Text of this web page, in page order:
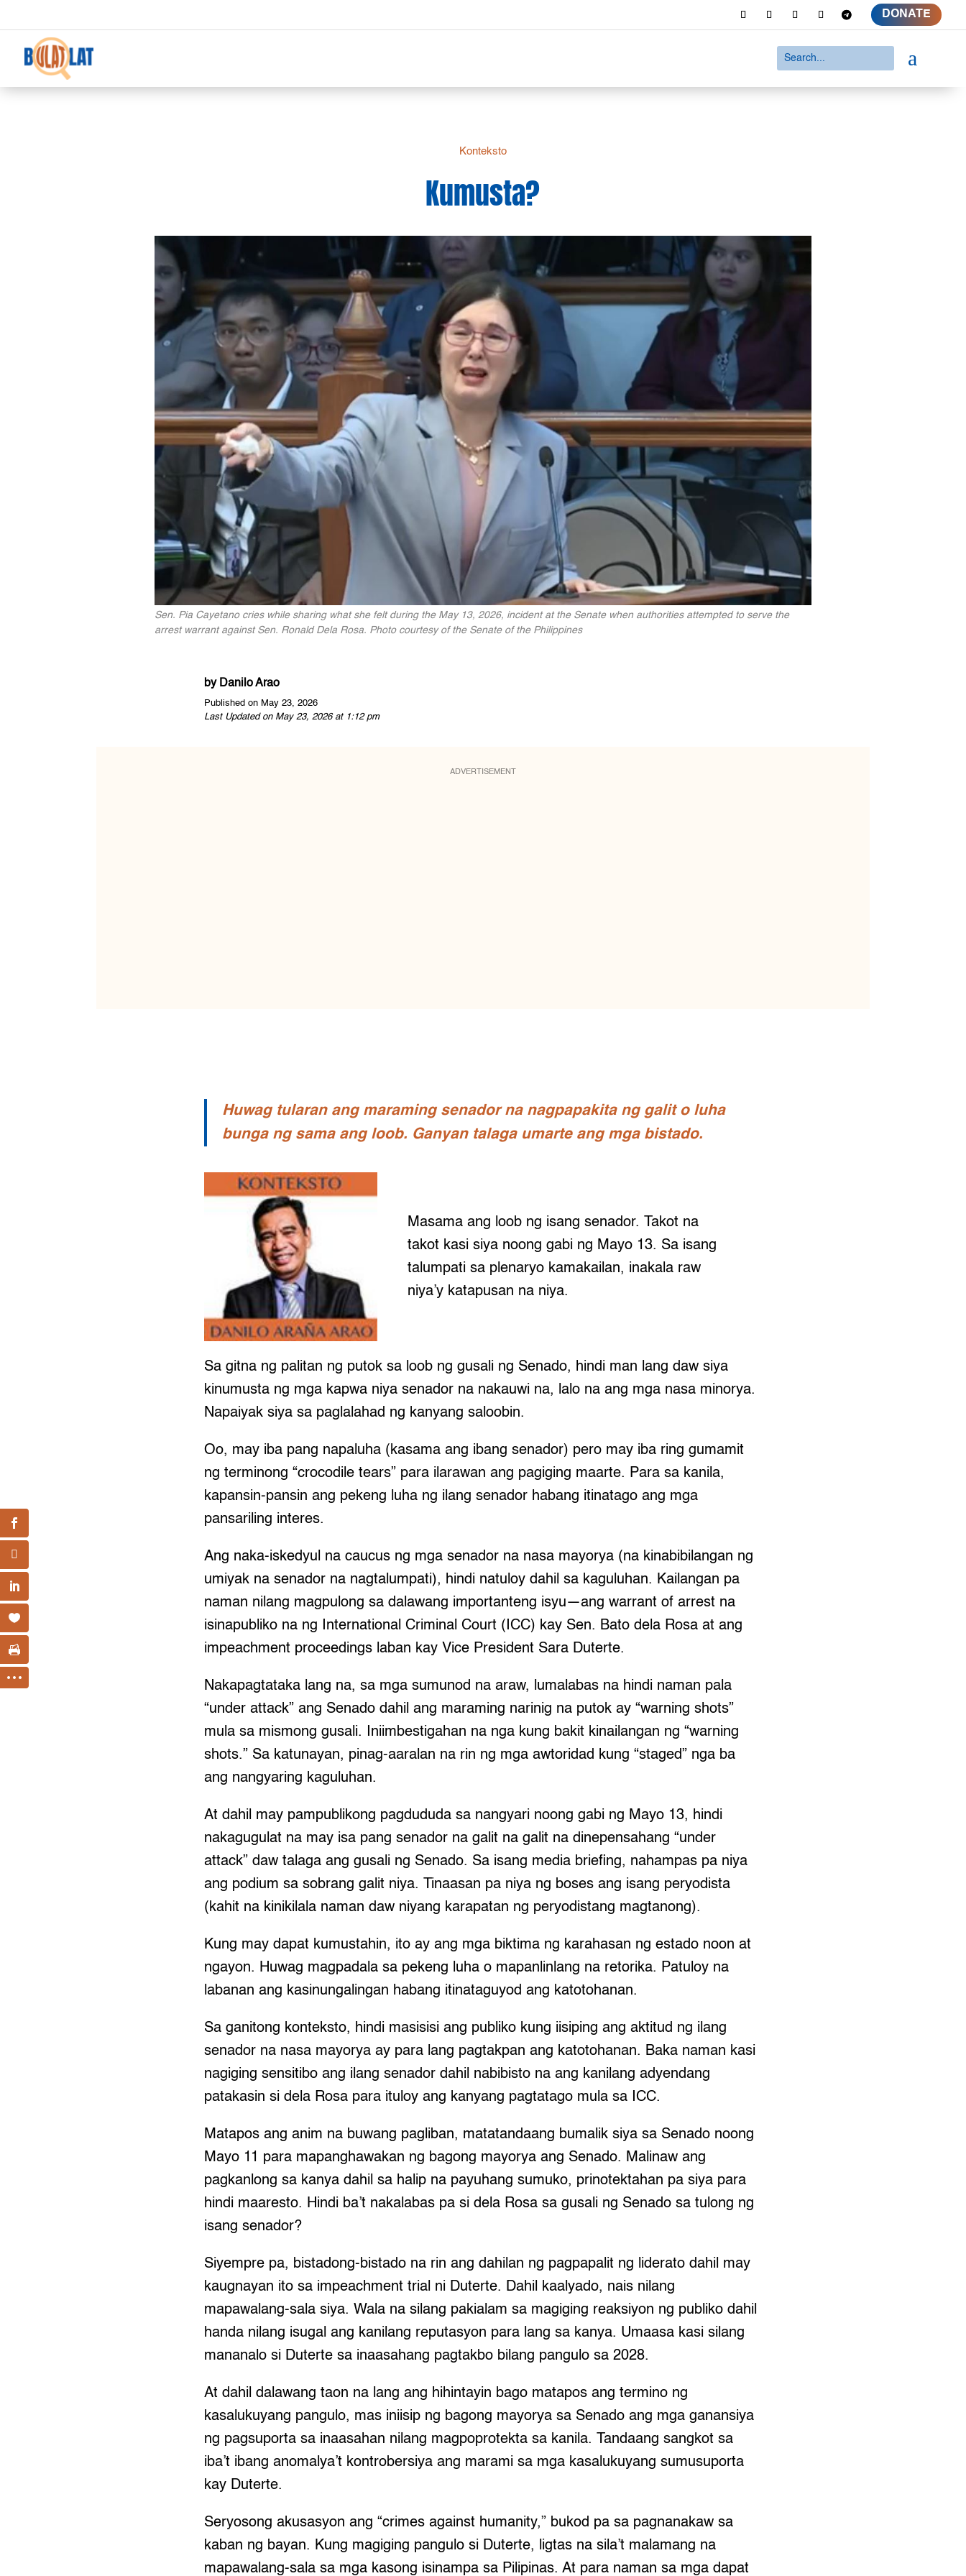
DONATE
a
Konteksto
Kumusta?
Sen. Pia Cayetano cries while sharing what she felt during the May 13, 2026, incident at the Senate when authorities attempted to serve the
arrest warrant against Sen. Ronald Dela Rosa. Photo courtesy of the Senate of the Philippines
by Danilo Arao
Published on May 23, 2026
Last Updated on May 23, 2026 at 1:12 pm
ADVERTISEMENT
Huwag tularan ang maraming senador na nagpapakita ng galit o luha
bunga ng sama ang loob. Ganyan talaga umarte ang mga bistado.
Masama ang loob ng isang senador. Takot na
takot kasi siya noong gabi ng Mayo 13. Sa isang
talumpati sa plenaryo kamakailan, inakala raw
niya’y katapusan na niya.
Sa gitna ng palitan ng putok sa loob ng gusali ng Senado, hindi man lang daw siya
kinumusta ng mga kapwa niya senador na nakauwi na, lalo na ang mga nasa minorya.
Napaiyak siya sa paglalahad ng kanyang saloobin.
Oo, may iba pang napaluha (kasama ang ibang senador) pero may iba ring gumamit
ng terminong “crocodile tears” para ilarawan ang pagiging maarte. Para sa kanila,
kapansin-pansin ang pekeng luha ng ilang senador habang itinatago ang mga
pansariling interes.
Ang naka-iskedyul na caucus ng mga senador na nasa mayorya (na kinabibilangan ng
umiyak na senador na nagtalumpati), hindi natuloy dahil sa kaguluhan. Kailangan pa
naman nilang magpulong sa dalawang importanteng isyu—ang warrant of arrest na
isinapubliko na ng International Criminal Court (ICC) kay Sen. Bato dela Rosa at ang
impeachment proceedings laban kay Vice President Sara Duterte.
Nakapagtataka lang na, sa mga sumunod na araw, lumalabas na hindi naman pala
“under attack” ang Senado dahil ang maraming narinig na putok ay “warning shots”
mula sa mismong gusali. Iniimbestigahan na nga kung bakit kinailangan ng “warning
shots.” Sa katunayan, pinag-aaralan na rin ng mga awtoridad kung “staged” nga ba
ang nangyaring kaguluhan.
At dahil may pampublikong pagdududa sa nangyari noong gabi ng Mayo 13, hindi
nakagugulat na may isa pang senador na galit na galit na dinepensahang “under
attack” daw talaga ang gusali ng Senado. Sa isang media briefing, nahampas pa niya
ang podium sa sobrang galit niya. Tinaasan pa niya ng boses ang isang peryodista
(kahit na kinikilala naman daw niyang karapatan ng peryodistang magtanong).
Kung may dapat kumustahin, ito ay ang mga biktima ng karahasan ng estado noon at
ngayon. Huwag magpadala sa pekeng luha o mapanlinlang na retorika. Patuloy na
labanan ang kasinungalingan habang itinataguyod ang katotohanan.
Sa ganitong konteksto, hindi masisisi ang publiko kung iisiping ang aktitud ng ilang
senador na nasa mayorya ay para lang pagtakpan ang katotohanan. Baka naman kasi
nagiging sensitibo ang ilang senador dahil nabibisto na ang kanilang adyendang
patakasin si dela Rosa para ituloy ang kanyang pagtatago mula sa ICC.
Matapos ang anim na buwang pagliban, matatandaang bumalik siya sa Senado noong
Mayo 11 para mapanghawakan ng bagong mayorya ang Senado. Malinaw ang
pagkanlong sa kanya dahil sa halip na payuhang sumuko, prinotektahan pa siya para
hindi maaresto. Hindi ba’t nakalabas pa si dela Rosa sa gusali ng Senado sa tulong ng
isang senador?
Siyempre pa, bistadong-bistado na rin ang dahilan ng pagpapalit ng liderato dahil may
kaugnayan ito sa impeachment trial ni Duterte. Dahil kaalyado, nais nilang
mapawalang-sala siya. Wala na silang pakialam sa magiging reaksiyon ng publiko dahil
handa nilang isugal ang kanilang reputasyon para lang sa kanya. Umaasa kasi silang
mananalo si Duterte sa inaasahang pagtakbo bilang pangulo sa 2028.
At dahil dalawang taon na lang ang hihintayin bago matapos ang termino ng
kasalukuyang pangulo, mas iniisip ng bagong mayorya sa Senado ang mga ganansiya
ng pagsuporta sa inaasahan nilang magpoprotekta sa kanila. Tandaang sangkot sa
iba’t ibang anomalya’t kontrobersiya ang marami sa mga kasalukuyang sumusuporta
kay Duterte.
Seryosong akusasyon ang “crimes against humanity,” bukod pa sa pagnanakaw sa
kaban ng bayan. Kung magiging pangulo si Duterte, ligtas na sila’t malamang na
mapawalang-sala sa mga kasong isinampa sa Pilipinas. At para naman sa mga dapat